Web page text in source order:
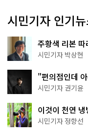
시민기자 인기
주황색 리본
서울둘레길 15
시민기자 박상현
"편의점인데
한 편의점의 정체
시민기자 권기윤
이것이 천연
나볼까
시민기자 정향선